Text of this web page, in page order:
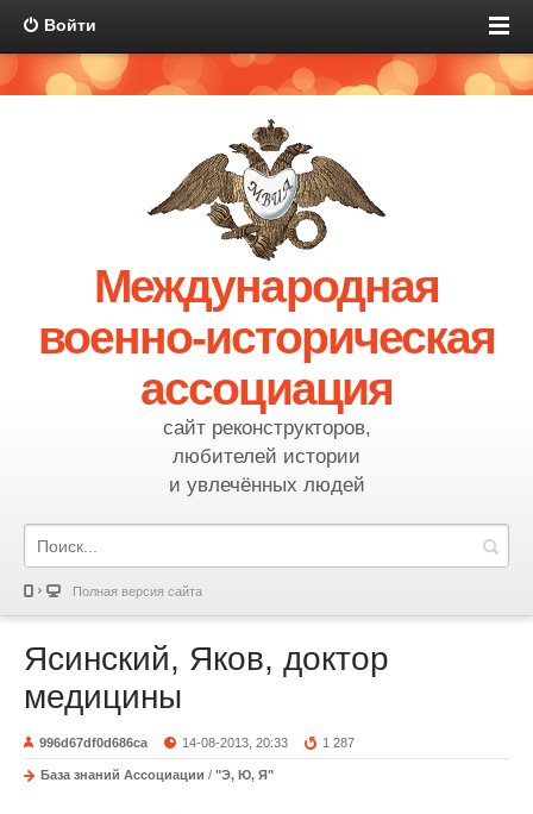
Войти
Международная
военно-историческая
ассоциация
сайт реконструкторов,
любителей истории
и увлечённых людей
Полная версия сайта
Ясинский, Яков, доктор
медицины
996d67df0d686ca 14-08-2013, 20:33 1 287
База знаний Ассоциации / "Э, Ю, Я"